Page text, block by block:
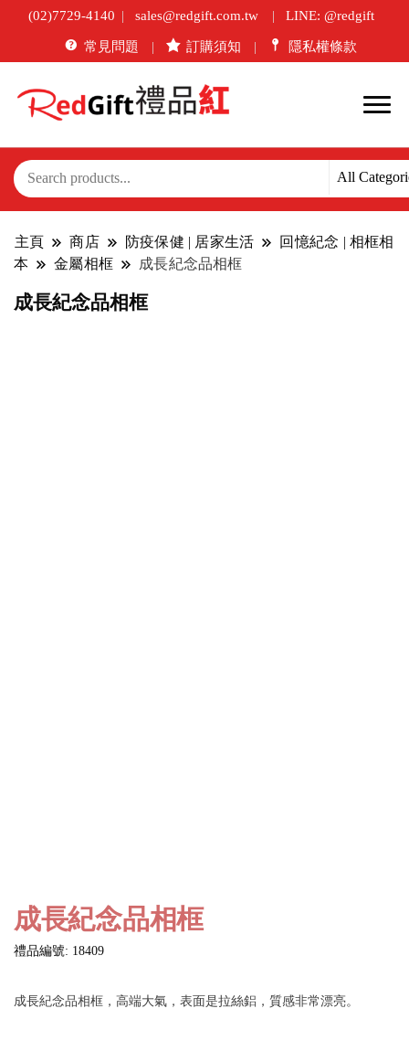
(02)7729-4140 sales@redgift.com.tw LINE: @redgift
常見問題 訂購須知 隱私權條款
主頁 商店 防疫保健 | 居家生活
回憶紀念 | 相框相
本
金屬相框 成長紀念品相框
成長紀念品相框
成長紀念品相框
禮品編號: 18409
成長紀念品相框，高端大氣，表面是拉絲鋁，質感非常漂亮。